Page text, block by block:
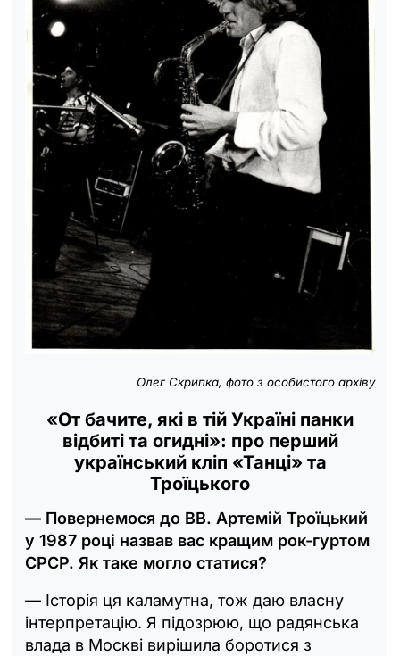
Олег Скрипка, фото з особистого архіву
«От бачите, які в тій Україні панки
відбиті та огидні»: про перший
український кліп «Танці» та
Троїцького
— Повернемося до ВВ. Артемій Троїцький
у 1987 році назвав вас кращим рок-гуртом
СРСР. Як таке могло статися?
— Історія ця каламутна, тож даю власну
інтерпретацію. Я підозрюю, що радянська
влада в Москві вирішила боротися з